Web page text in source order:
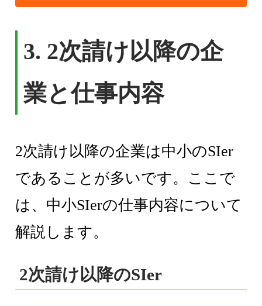
3. 2次請け以降の企
業と仕事内容
2次請け以降の企業は中小のSIer
であることが多いです。ここで
は、中小SIerの仕事内容について
解説します。
2次請け以降のSIer